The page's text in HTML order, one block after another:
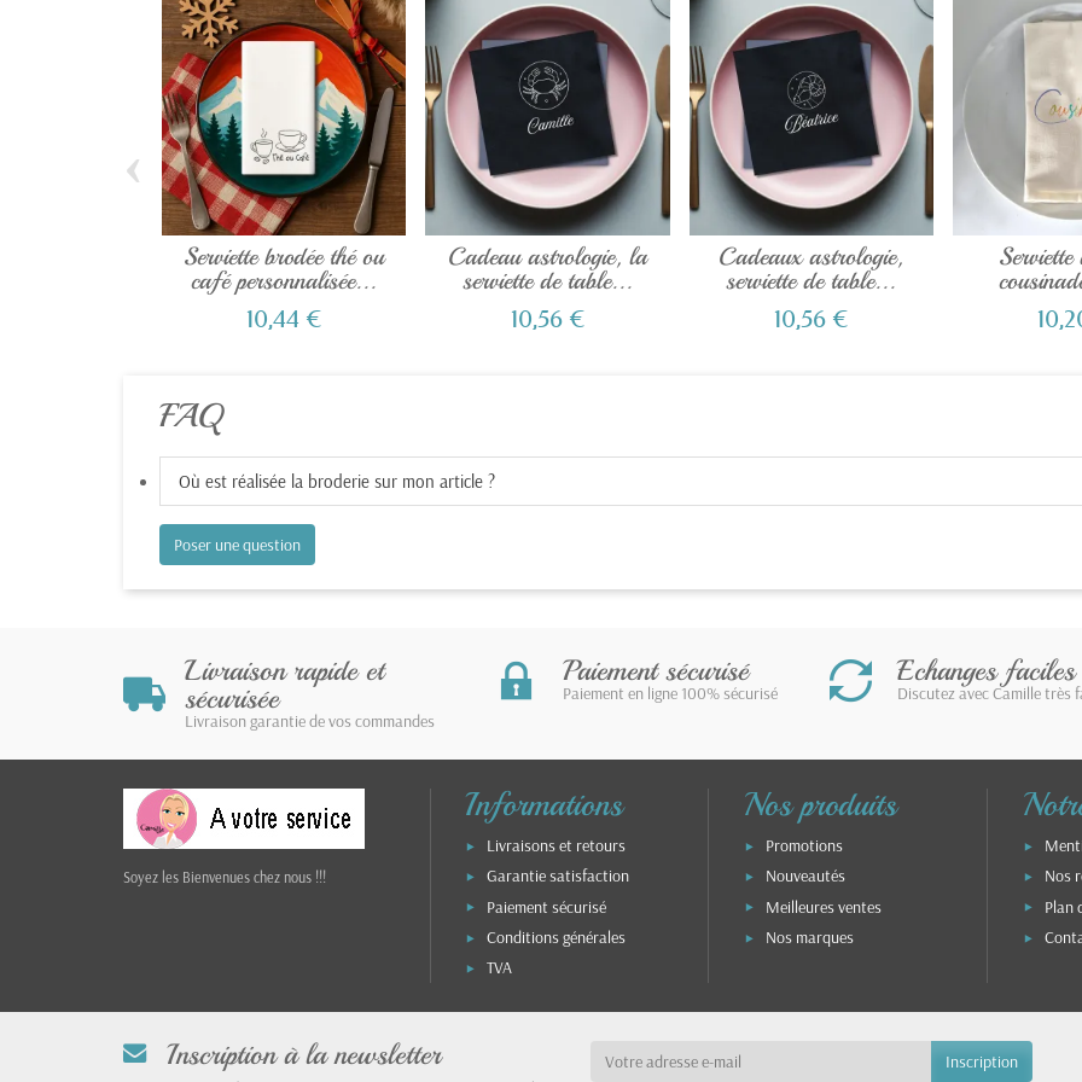
Serviette brodée thé ou
café personnalisée...
10,44 €
Cadeau astrologie, la
serviette de table...
10,56 €
Cadeaux astrologie,
serviette de table...
10,56 €
‹
FAQ
Où est réalisée la broderie sur mon article ?
Poser une question
Livraison rapide et
sécurisée
Livraison garantie de vos commandes
Paiement sécurisé
Paiement en ligne 100% sécurisé
Echanges faciles
Discutez avec Camille très
Soyez les Bienvenues chez nous !!!
Informations
Livraisons et retours
Garantie satisfaction
Paiement sécurisé
Conditions générales
TVA
Nos produits
Promotions
Nouveautés
Meilleures ventes
Nos marques
Nos
Plan
Inscription à la newsletter